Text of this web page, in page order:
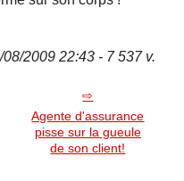
08/2009 22:43 - 7 537 v.
Agente d'assurance
pisse sur la gueule
de son client!